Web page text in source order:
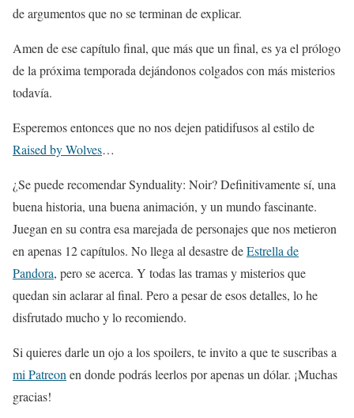
de argumentos que no se terminan de explicar.
Amen de ese capítulo final, que más que un final, es ya el prólogo
de la próxima temporada dejándonos colgados con más misterios
todavía.
Esperemos entonces que no nos dejen patidifusos al estilo de
Raised by Wolves…
¿Se puede recomendar Synduality: Noir? Definitivamente sí, una
buena historia, una buena animación, y un mundo fascinante.
Juegan en su contra esa marejada de personajes que nos metieron
en apenas 12 capítulos. No llega al desastre deEstrella de
Pandora, pero se acerca. Y todas las tramas y misterios que
quedan sin aclarar al final. Pero a pesar de esos detalles, lo he
disfrutado mucho y lo recomiendo.
Si quieres darle un ojo a los spoilers, te invito a que te suscribas a
mi Patreon en donde podrás leerlos por apenas un dólar. ¡Muchas
gracias!